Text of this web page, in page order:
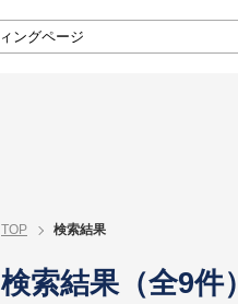
TOP 検索結果
検索結果（全9件）